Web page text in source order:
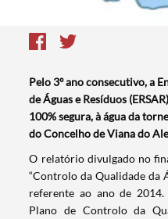
Pelo 3º ano consecutivo, a
de Águas e Resíduos
100% segura, à água da
do Concelho de Viana do
​O relatório divulgado no
“Controlo da Qualidade da
referente ao ano de
Plano de Controlo da